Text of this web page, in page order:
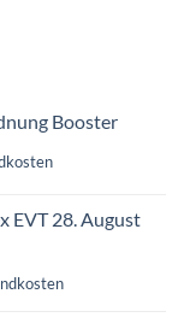
Booster
EVT 28. August